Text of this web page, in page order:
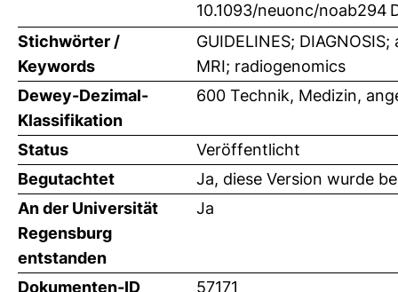
10.1093/neuonc/noab294
Stichwörter /
Keywords
GUIDELINES;
MRI; radiogenomics
Dewey-Dezimal-
Klassifikation
600 Technik, Medizin,
Status
Veröffentlicht
Begutachtet
Ja, diese Version wurde
An der Universität
Regensburg
entstanden
Ja
Dokumenten-ID 57171